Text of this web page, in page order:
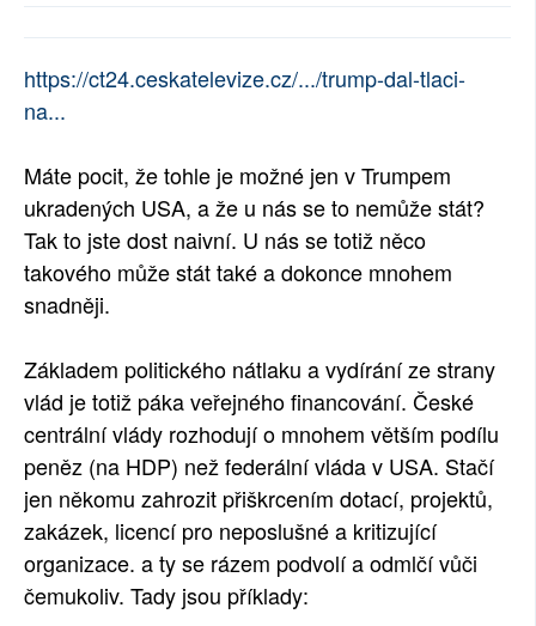
https://ct24.ceskatelevize.cz/.../trump-dal-tlaci-
na...
Máte pocit, že tohle je možné jen v Trumpem
ukradených USA, a že u nás se to nemůže stát?
Tak to jste dost naivní. U nás se totiž něco
takového může stát také a dokonce mnohem
snadněji.
Základem politického nátlaku a vydírání ze strany
vlád je totiž páka veřejného financování. České
centrální vlády rozhodují o mnohem větším podílu
peněz (na HDP) než federální vláda v USA. Stačí
jen někomu zahrozit přiškrcením dotací, projektů,
zakázek, licencí pro neposlušné a kritizující
organizace. a ty se rázem podvolí a odmlčí vůči
čemukoliv. Tady jsou příklady: